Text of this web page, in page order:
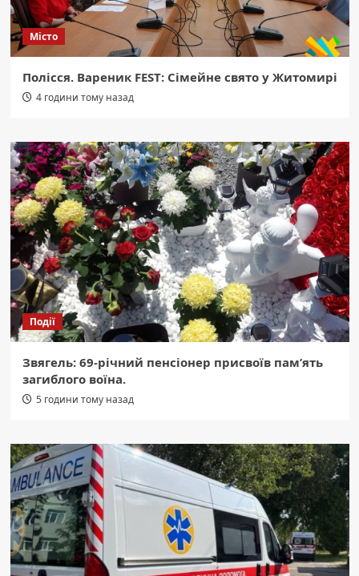
Місто
Полісся. Вареник FEST: Сімейне свято у Житомирі
4 години тому назад
Події
Звягель: 69-річний пенсіонер присвоїв пам’ять
загиблого воїна.
5 години тому назад